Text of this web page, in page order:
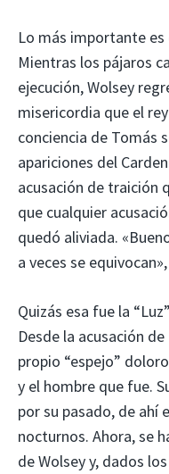
Lo más importante
Mientras los pájaros
ejecución, Wolsey
misericordia que el
conciencia de Tomás
apariciones del
acusación de traición
que cualquier
quedó aliviada.
a veces se
Quizás esa fue la
Desde la acusación
propio “espejo”
y el hombre que fue.
por su pasado, de ahí
nocturnos. Ahora, se
de Wolsey y, dados